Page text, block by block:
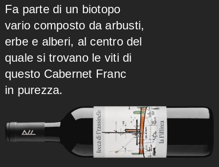
Fa parte di un biotopo
vario composto da arbusti,
erbe e alberi, al centro del
quale si trovano le viti di
questo Cabernet Franc
in purezza.